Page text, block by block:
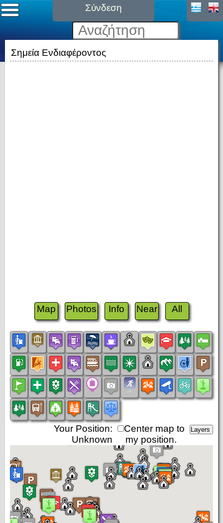
Σύνδεση
Σημεία Ενδιαφέροντος
Map Photos Info Near All
Center map to
my position.
Your Position:
Unknown